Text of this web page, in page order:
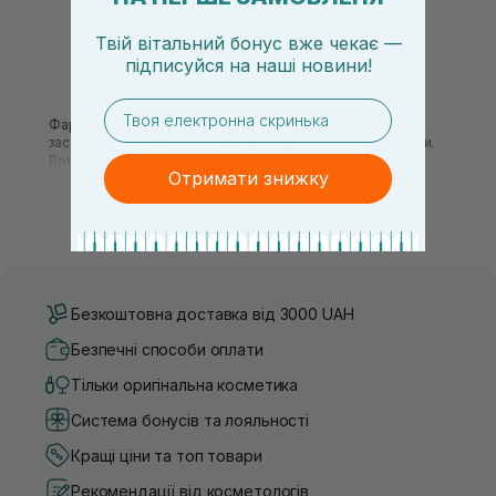
Фарбування, часте укладання феном та використання
засобів із сульфатами позбавляють волосся життєвої сили.
Воно стає слабким, тьмяним і ламким. Якщо хочете
відновити пошкоджене волосся, повернути йому здоровий
блиск і нормалізувати pH-баланс шкіри голови,
2019 року, виробляє натуральну косметику для волосся. Він
використовує органічну сировину, сертифіковану
незалежним органом контролю EcoCert. Завдяки
холодному віджиму та повільній низькотемпературній
екстракції у косметичних засобах зберігається багато
корисних речовин, що сприяють поліпшенню стану шкіри
голови та волосся.
Органічна косметика Rated Green задовольняє потреби
різних типів волосся. Її поділяють на кілька серій за
основним інгредієнтом:
Безкоштовна доставка від 3000 UAH
Безпечні способи оплати
Тільки оригінальна косметика
Система бонусів та лояльності
Кращі ціни та топ товари
Рекомендації від косметологів
Твій вітальний бонус вже чекає —
підписуйся на наші новини!
email
Отримати знижку